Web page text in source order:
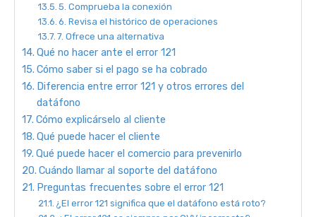
5. Comprueba la conexión
6. Revisa el histórico de operaciones
7. Ofrece una alternativa
Qué no hacer ante el error 121
Cómo saber si el pago se ha cobrado
Diferencia entre error 121 y otros errores del
datáfono
Cómo explicárselo al cliente
Qué puede hacer el cliente
Qué puede hacer el comercio para prevenirlo
Cuándo llamar al soporte del datáfono
Preguntas frecuentes sobre el error 121
¿El error 121 significa que el datáfono está roto?